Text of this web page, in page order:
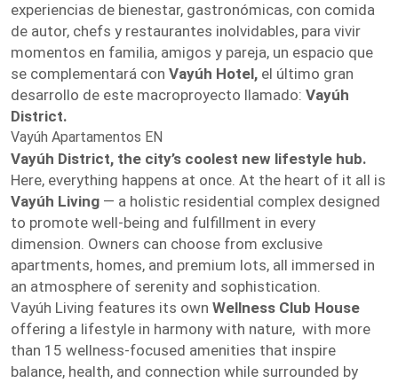
experiencias de bienestar, gastronómicas, con comida
de autor, chefs y restaurantes inolvidables, para vivir
momentos en familia, amigos y pareja, un espacio que
se complementará con Vayúh Hotel, el último gran
desarrollo de este macroproyecto llamado: Vayúh
District.
Vayúh Apartamentos EN
Vayúh District, the city’s coolest new lifestyle hub.
Here, everything happens at once. At the heart of it all is
Vayúh Living — a holistic residential complex designed
to promote well-being and fulfillment in every
dimension. Owners can choose from exclusive
apartments, homes, and premium lots, all immersed in
an atmosphere of serenity and sophistication.
Vayúh Living features its own Wellness Club House
offering a lifestyle in harmony with nature, with more
than 15 wellness-focused amenities that inspire
balance, health, and connection while surrounded by